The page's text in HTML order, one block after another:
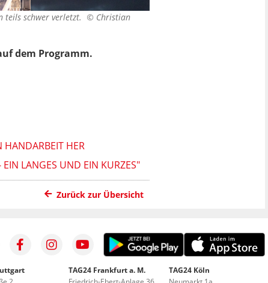
teils schwer verletzt. © Christian
dem Programm.
HANDARBEIT HER
LANGES UND EIN KURZES"
Zurück zur Übersicht
TAG24 Frankfurt a. M.
TAG24 Köln